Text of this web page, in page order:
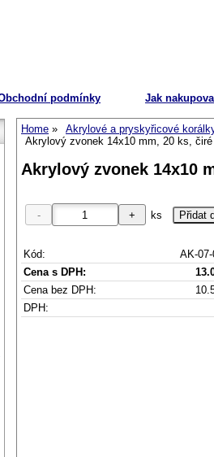
podmínky Jak
Home
Akrylové a pryskyřicové
Akrylový zvonek 14x10 mm, 20 ks,
Akrylový zvonek 14x10
ks
Kód:
AK-
Cena s DPH:
Cena bez DPH:
DPH: